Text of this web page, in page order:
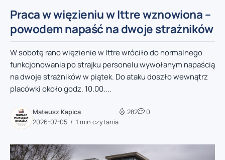
Praca w więzieniu w Ittre wznowiona –
powodem napaść na dwoje strażników
W sobotę rano więzienie w Ittre wróciło do normalnego
funkcjonowania po strajku personelu wywołanym napaścią
na dwoje strażników w piątek. Do ataku doszło wewnątrz
placówki około godz. 10.00....
Mateusz Kapica
2026-07-05
1 min czytania
282 0